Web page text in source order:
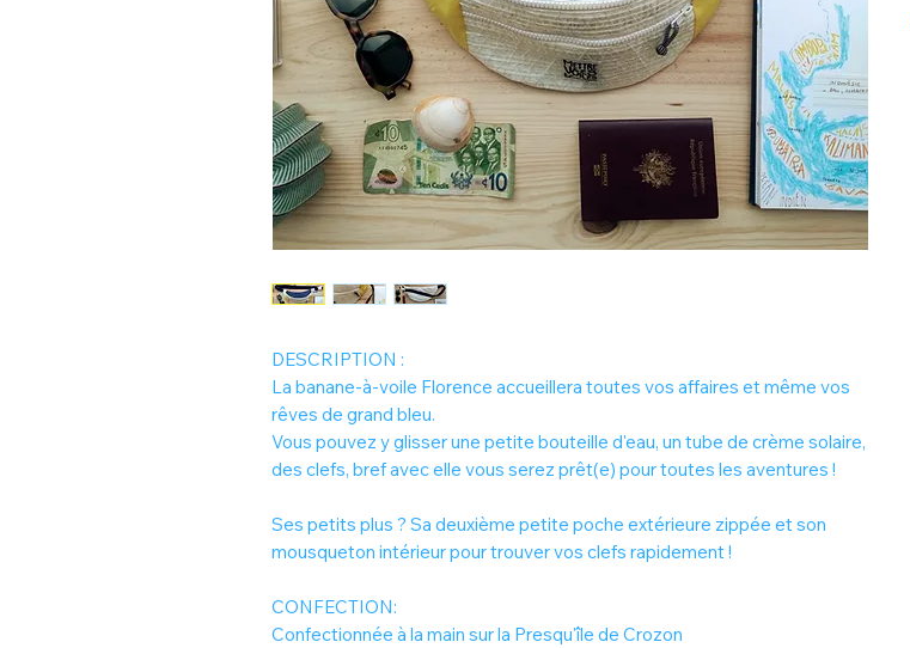
DESCRIPTION :
La banane-à-voile Florence accueillera toutes vos affaires et même vos
rêves de grand bleu.
Vous pouvez y glisser une petite bouteille d'eau, un tube de crème solaire,
des clefs, bref avec elle vous serez prêt(e) pour toutes les aventures !
Ses petits plus ? Sa deuxième petite poche extérieure zippée et son
mousqueton intérieur pour trouver vos clefs rapidement !
CONFECTION:
Confectionnée à la main sur la Presqu'île de Crozon